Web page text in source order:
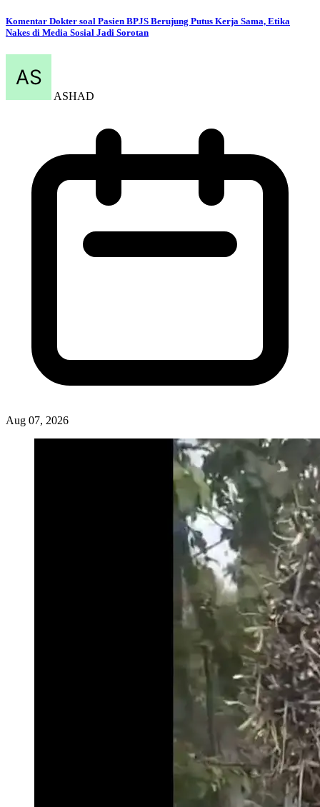
Komentar Dokter soal Pasien BPJS Berujung Putus Kerja Sama, Etika
Nakes di Media Sosial Jadi Sorotan
ASHAD
Aug 07, 2026